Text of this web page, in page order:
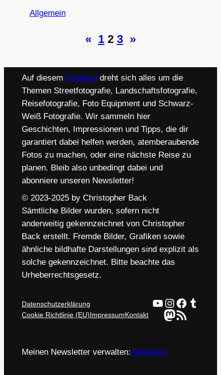
Allgemein
« 1 2 3 »
Auf diesem Fotoblogdreht sich alles um die
Themen Streetfotografie, Landschaftsfotografie,
Reisefotografie, Foto Equipment und Schwarz-
Weiß Fotografie. Wir sammeln hier
Geschichten, Impressionen und Tipps, die dir
garantiert dabei helfen werden, atemberaubende
Fotos zu machen, oder eine nächste Reise zu
planen. Bleib also unbedingt dabei und
abonniere unseren Newsletter!
© 2023-2025 by Christopher Back
Sämtliche Bilder wurden, sofern nicht
anderweitig gekennzeichnet von Christopher
Back erstellt. Fremde Bilder, Grafiken sowie
ähnliche bildhafte Darstellungen sind explizit als
solche gekennzeichnet. Bitte beachte das
Urheberrechtsgesetz.
Datenschutzerklärung
Cookie Richtlinie (EU)ImpressumKontakt
YouTube
Instagram
Mastodon
RSS-Feed
Meinen Newsletter verwalten:Anmelden